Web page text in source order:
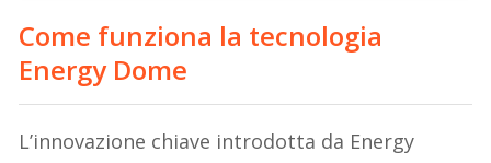
Come funziona la tecnologia
Energy Dome
L’innovazione chiave introdotta da Energy